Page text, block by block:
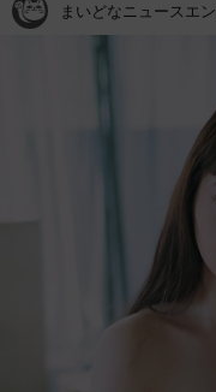
まいどなニュースエ